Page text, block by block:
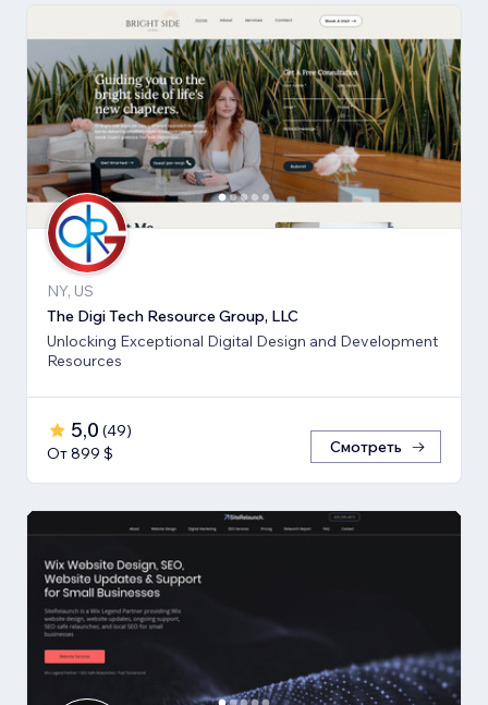
NY, US
The Digi Tech Resource Group, LLC
Unlocking Exceptional Digital Design and Development
Resources
5,0 (49)
От 899 $
Смотреть